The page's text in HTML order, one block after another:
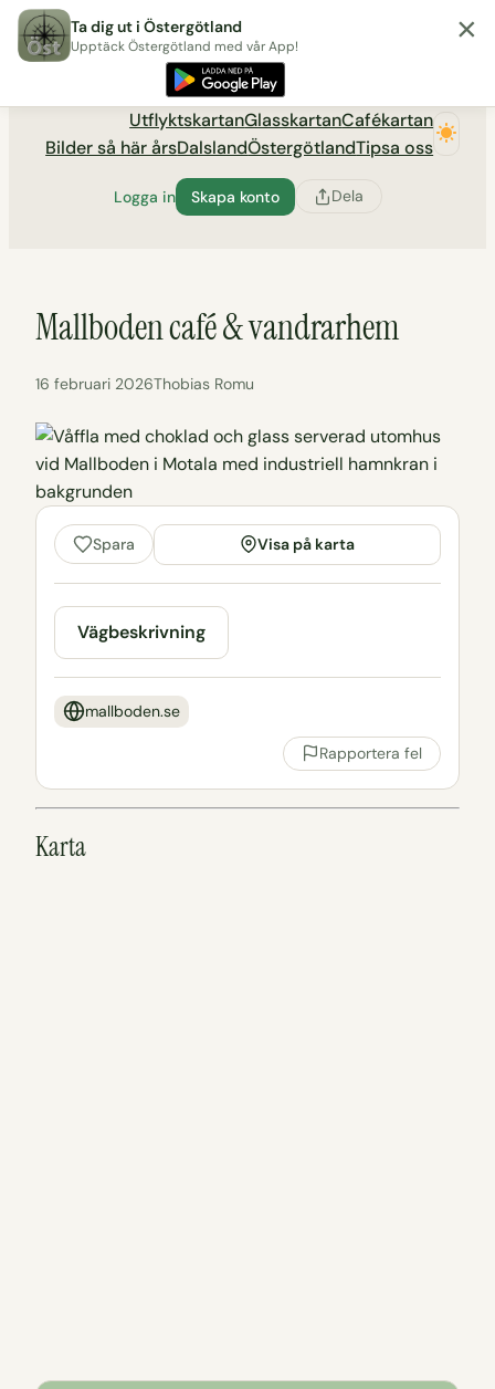
Hoppa
till
Utflyktsportalen tadigut.nu
UtflyktskartanGlasskartanCafékartan
Bilder så här årsDalslandÖstergötlandTipsa oss
Logga in Skapa konto Dela
Mallboden café & vandrarhem
16 februari 2026Thobias Romu
Spara Visa på karta
Vägbeskrivning
mallboden.se
Rapportera fel
Karta
Ta dig ut i Östergötland
Upptäck Östergötland med vår App! ×